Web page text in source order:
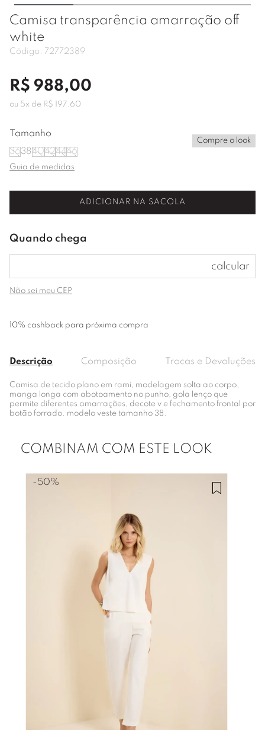
Camisa transparência amarração off
white
Código: 72772389
R$ 988,00
ou 5x de R$ 197 60
Tamanho
363840424446
Compre o look
Guia de medidas
ADICIONAR NA SACOLA
Não sei meu CEP
10% cashback para próxima compra
Descrição Composição Trocas e Devoluções
Camisa de tecido plano em rami, modelagem solta ao corpo,
manga longa com abotoamento no punho, gola lenço que
permite diferentes amarrações, decote v e fechamento frontal por
botão forrado. modelo veste tamanho 38.
COMBINAM COM ESTE LOOK
-50%